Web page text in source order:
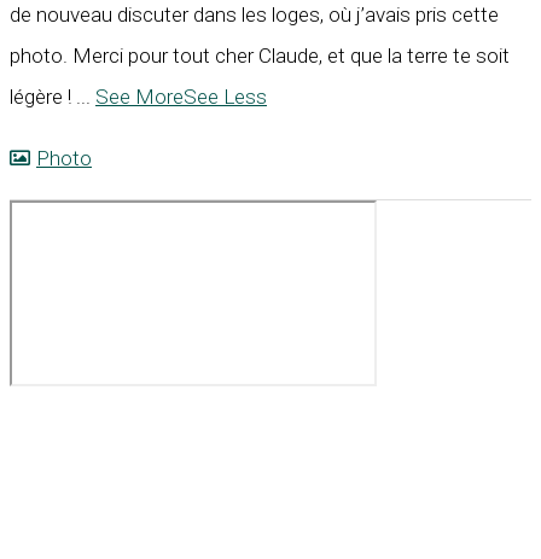
de nouveau discuter dans les loges, où j’avais pris cette
photo. Merci pour tout cher Claude, et que la terre te soit
légère !
See MoreSee Less
Photo